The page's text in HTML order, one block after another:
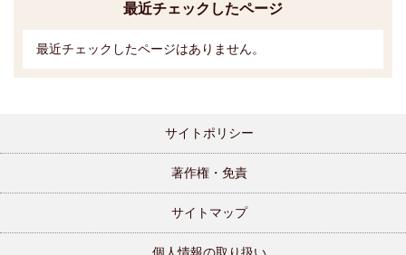
最近チェックしたページ
最近チェックしたページはありません。
サイトポリシー
著作権・免責
サイトマップ